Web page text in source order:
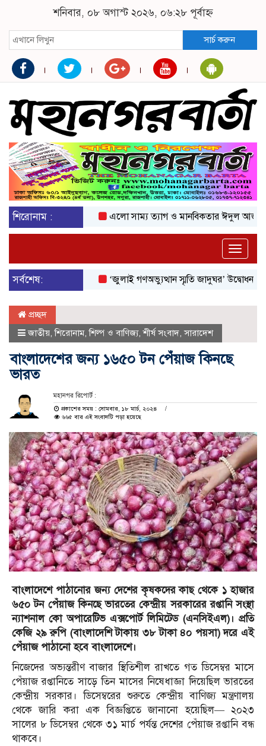
শনিবার, ০৮ অগাস্ট ২০২৬, ০৬:২৮ পূর্বাহ্ন
সার্চ করুন
শিরোনাম : এলো সাম্য ত্যাগ ও মানবিকতার ঈদুল আজহা
Toggle
সর্বশেষ:
‘জুলাই গণঅভ্যুত্থান স্মৃতি জাদুঘর’ উদ্বোধন করলেন
প্রচ্ছদ
জাতীয়,শিরোনাম,শিল্প ও বাণিজ্য,শীর্ষ সংবাদ,সারাদেশ
বাংলাদেশের জন্য ১৬৫০ টন পেঁয়াজ কিনছে
ভারত
মহানগর রিপোর্ট :
প্রকাশের সময় : সোমবার, ১৮ মার্চ, ২০২৪
৬৬৫ বার এই সংবাদটি পড়া হয়েছে
বাংলাদেশে পাঠানোর জন্য দেশের কৃষকদের কাছ থেকে ১ হাজার
৬৫০ টন পেঁয়াজ কিনছে ভারতের কেন্দ্রীয় সরকারের রপ্তানি সংস্থা
ন্যাশনাল কো অপারেটিভ এক্সপোর্ট লিমিটেড (এনসিইএল)। প্রতি
কেজি ২৯ রুপি (বাংলাদেশি টাকায় ৩৮ টাকা ৪০ পয়সা) দরে এই
পেঁয়াজ পাঠানো হবে বাংলাদেশে।
নিজেদের অভ্যন্তরীণ বাজার স্থিতিশীল রাখতে গত ডিসেম্বর মাসে
পেঁয়াজ রপ্তানিতে সাড়ে তিন মাসের নিষেধাজ্ঞা দিয়েছিল ভারতের
কেন্দ্রীয় সরকার। ডিসেম্বরের শুরুতে কেন্দ্রীয় বাণিজ্য মন্ত্রণালয়
থেকে জারি করা এক বিজ্ঞপ্তিতে জানানো হয়েছিল— ২০২৩
সালের ৮ ডিসেম্বর থেকে ৩১ মার্চ পর্যন্ত দেশের পেঁয়াজ রপ্তানি বন্ধ
থাকবে।